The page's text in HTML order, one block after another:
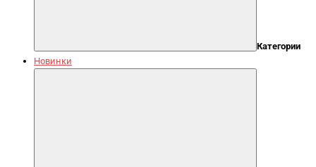
Категории
Новинки